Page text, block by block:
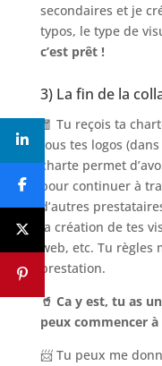
secondaires et je
typos, le type de
c’est prêt !
3) La fin de la
🧧 Tu reçois ta
tous tes logos
charte permet
pour continuer à
d’autres
la création de tes
web, etc. Tu
prestation.
🥤 Ca y est, tu as
peux commencer à
📨 Tu peux me